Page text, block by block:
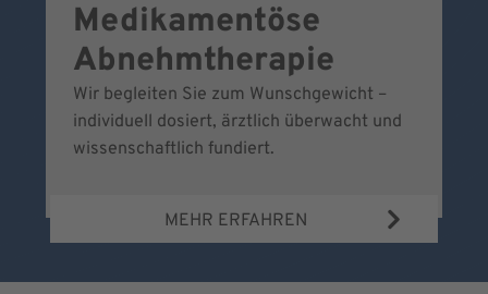
Medikamentöse
Abnehmtherapie
Wir begleiten Sie zum Wunschgewicht –
individuell dosiert, ärztlich überwacht und
wissenschaftlich fundiert.
MEHR ERFAHREN